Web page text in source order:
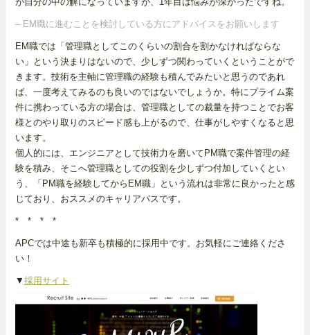
– EM職に進むことを検討している方にアドバイスをお願いします
EM職では「管理職としてこのくらいの割合を割かなければならな
い」という決まりはないので、少しずつ関わっていくということがで
きます。技術を主軸に管理職の経験も積んでみたいと思うのであれ
ば、一度考えてみるのも良いのではないでしょうか。特にプライム案
件に携わっている方の場合は、管理職としての裁量を持つことでお客
様とのやり取りのスピード感も上がるので、仕事がしやすくなると思
います。
個人的には、エンジニアとして技術力を磨いてPM職で案件管理の経
験を積み、そこへ管理職としての役割を少しずつ付加していくとい
う、「PM職を経験してからEM職」という流れは非常に良かったと感
じており、おススメのキャリアパスです。
* * * *
APCでは中途も新卒も積極的に採用中です。お気軽にご連絡くださ
い！
▼ 採用サイト